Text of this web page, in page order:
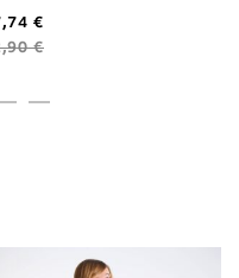
€
€
obseg